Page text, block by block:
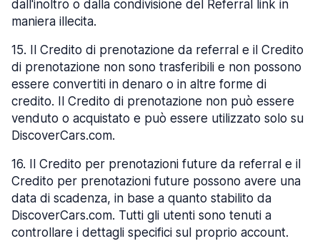
dall'inoltro o dalla condivisione del Referral link in
maniera illecita.
15.
Il Credito di prenotazione da referral e il Credito
di prenotazione non sono trasferibili e non possono
essere convertiti in denaro o in altre forme di
credito. Il Credito di prenotazione non può essere
venduto o acquistato e può essere utilizzato solo su
DiscoverCars.com.
16.
Il Credito per prenotazioni future da referral e il
Credito per prenotazioni future possono avere una
data di scadenza, in base a quanto stabilito da
DiscoverCars.com. Tutti gli utenti sono tenuti a
controllare i dettagli specifici sul proprio account.